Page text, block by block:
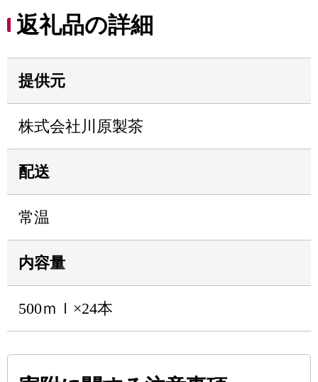
返礼品の詳細
提供元
株式会社川原製茶
配送
常温
内容量
500ｍｌ×24本